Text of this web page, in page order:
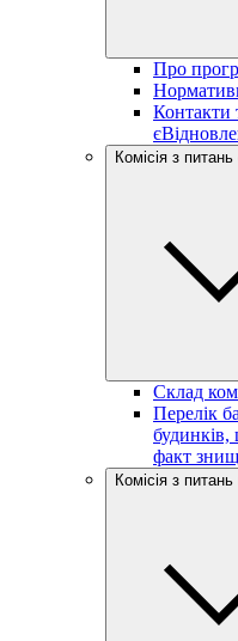
Про
Контакти
Комісія з
Склад
Перелік
будинків,
факт
Комісія з